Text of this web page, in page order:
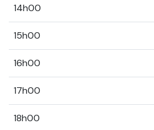
14h00
15h00
16h00
17h00
18h00